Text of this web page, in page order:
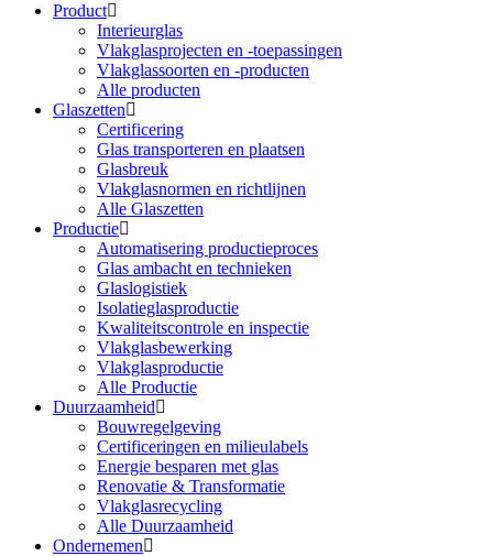
Product
Interieurglas
Vlakglasprojecten en -toepassingen
Vlakglassoorten en -producten
Alle producten
Glaszetten
Certificering
Glas transporteren en plaatsen
Glasbreuk
Vlakglasnormen en richtlijnen
Alle Glaszetten
Productie
Automatisering productieproces
Glas ambacht en technieken
Glaslogistiek
Isolatieglasproductie
Kwaliteitscontrole en inspectie
Vlakglasbewerking
Vlakglasproductie
Alle Productie
Duurzaamheid
Bouwregelgeving
Certificeringen en milieulabels
Energie besparen met glas
Renovatie & Transformatie
Vlakglasrecycling
Alle Duurzaamheid
Ondernemen